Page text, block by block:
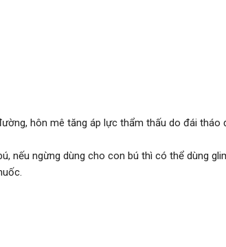
hôn mê tăng áp lực thẩm thấu do đái tháo
nếu ngừng dùng cho con bú thì có thể dùng
ngày.